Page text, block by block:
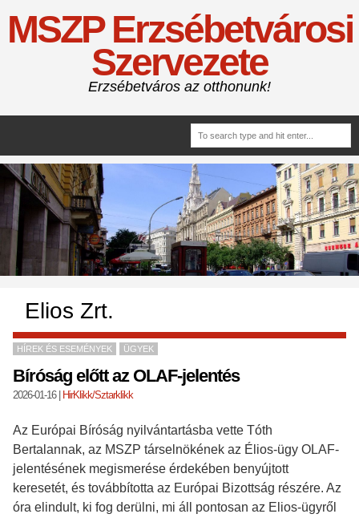
MSZP Erzsébetvárosi
Szervezete
Erzsébetváros az otthonunk!
Elios Zrt.
HÍREK ÉS ESEMÉNYEK ÜGYEK
Bíróság előtt az OLAF-jelentés
2026-01-16| HirKlikk/Sztarklikk
Az Európai Bíróság nyilvántartásba vette Tóth
Bertalannak, az MSZP társelnökének az Élios-ügy OLAF-
jelentésének megismerése érdekében benyújtott
keresetét, és továbbította az Európai Bizottság részére. Az
óra elindult, ki fog derülni, mi áll pontosan az Elios-ügyről